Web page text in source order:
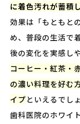
に着色汚れが蓄積
効果は「もともと
め、普段の生活で
後の変化を実感し
コーヒー・紅茶・
の濃い料理を好む
イプといえるでしょ
歯科医院のホワイ